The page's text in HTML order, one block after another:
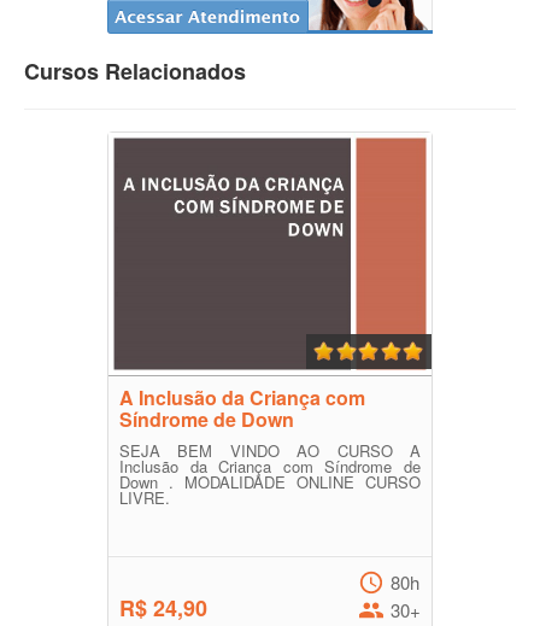
Cursos Relacionados
A Inclusão da Criança com
Síndrome de Down
SEJA BEM VINDO AO CURSO A
Inclusão da Criança com Síndrome de
Down . MODALIDADE ONLINE CURSO
LIVRE.
R$ 24,90
80h
30+